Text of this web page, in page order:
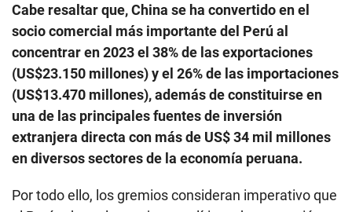
Cabe resaltar que, China se ha convertido en el
socio comercial más importante del Perú al
concentrar en 2023 el 38% de las exportaciones
(US$23.150 millones) y el 26% de las importaciones
(US$13.470 millones), además de constituirse en
una de las principales fuentes de inversión
extranjera directa con más de US$ 34 mil millones
en diversos sectores de la economía peruana.
Por todo ello, los gremios consideran imperativo que